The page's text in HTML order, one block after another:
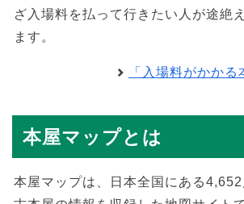
ざ入場料を払って行きたい人が途絶
ます。
「入場料がかか
本屋マップとは
本屋マップは、日本全国にある4,652